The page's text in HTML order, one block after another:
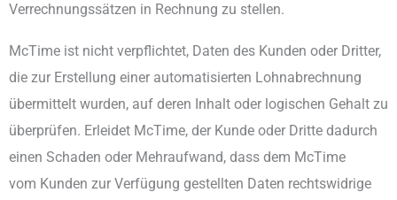
Verrechnungssätzen in Rechnung zu stellen.
McTime ist nicht verpflichtet, Daten des Kunden oder Dritter,
die zur Erstellung einer automatisierten Lohnabrechnung
übermittelt wurden, auf deren Inhalt oder logischen Gehalt zu
überprüfen. Erleidet McTime, der Kunde oder Dritte dadurch
einen Schaden oder Mehraufwand, dass dem McTime
vom Kunden zur Verfügung gestellten Daten rechtswidrige